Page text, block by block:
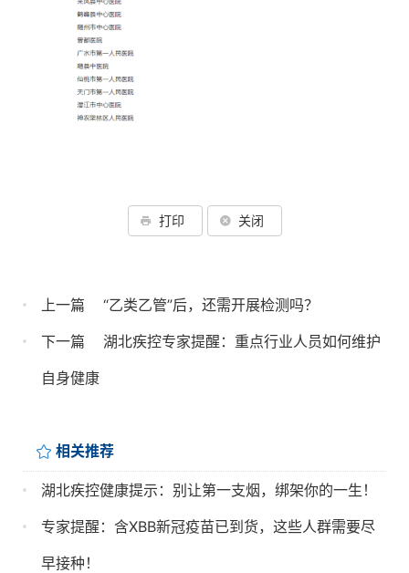
打印 关闭
上一篇
“乙类乙管”后，还需开展检测吗？
下一篇
湖北疾控专家提醒：重点行业人员如何维护
自身健康
相关推荐
湖北疾控健康提示：别让第一支烟，绑架你的一生！
专家提醒：含XBB新冠疫苗已到货，这些人群需要尽
早接种！